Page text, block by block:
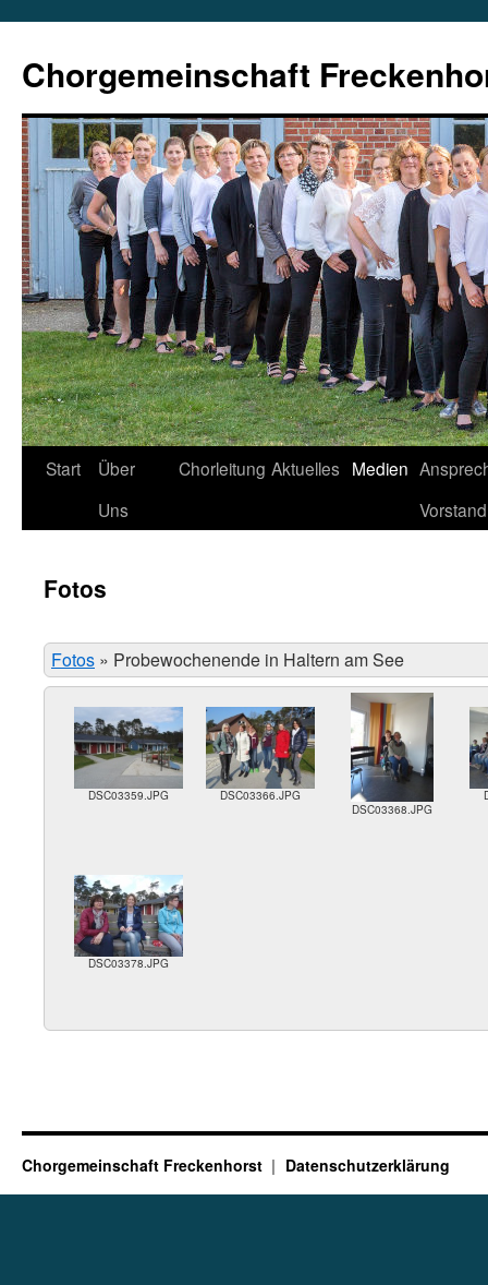
springen
Chorgemeinschaft
Start
Über
Uns
Chorleitung Aktuelles Medien
Vorstand
Fotos
Fotos » Probewochenende in Haltern am See
DSC03359.JPG
DSC03366.JPG
DSC03368.JPG
DSC03378.JPG
Chorgemeinschaft Freckenhorst Datenschutzerklärung